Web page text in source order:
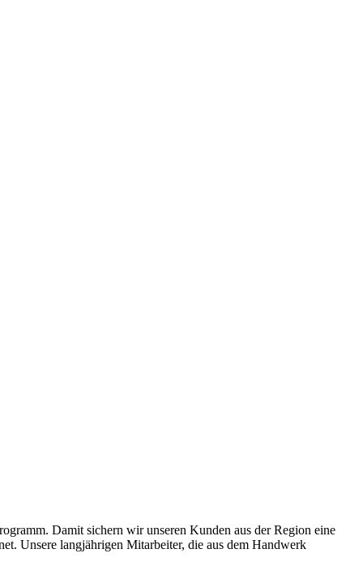
Damit sichern wir unseren Kunden aus der Region eine
Unsere langjährigen Mitarbeiter, die aus dem Handwerk